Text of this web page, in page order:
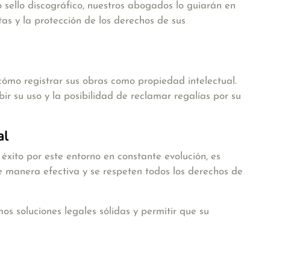
discográfico, nuestros abogados lo guiarán en
y la protección de los derechos de sus
registrar sus obras como propiedad intelectual.
su uso y la posibilidad de reclamar regalías por su
por este entorno en constante evolución, es
efectiva y se respeten todos los derechos de
soluciones legales sólidas y permitir que su